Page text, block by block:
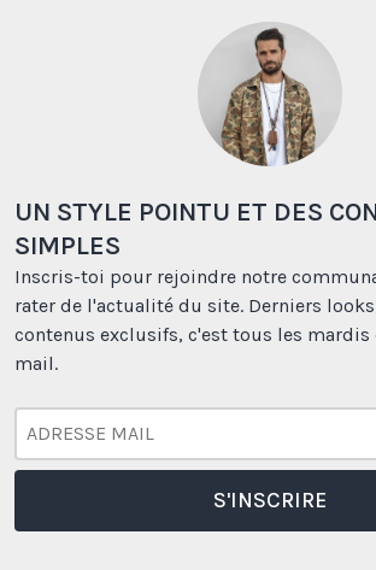
UN STYLE POINTU ET DES
SIMPLES
Inscris-toi pour rejoindre notre
rater de l'actualité du site. Derniers
contenus exclusifs, c'est tous les mardis
mail.